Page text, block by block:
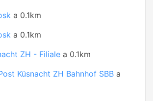
a 0.1km
a 0.1km
ZH - Filiale a 0.1km
Küsnacht ZH Bahnhof SBB a